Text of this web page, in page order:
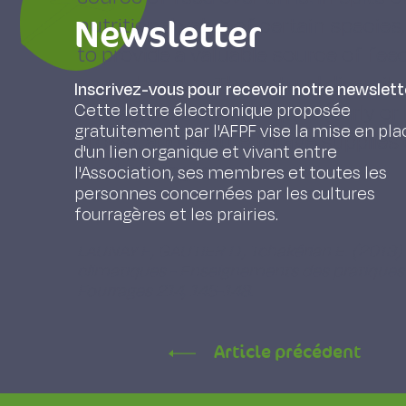
nutritional value of certain
to provide a valuable source of
enough grass. The natural
management techniques (early
crops), and secure forage
herd management.
LAUNAY F., GAUTIER D., Tchakérian E.
climatiques - Enseignements des
Article précédent
Newsletter
Inscrivez-vous pour recevoir notre
Cette lettre électronique proposée
gratuitement par l'AFPF vise la mise en
d'un lien organique et vivant entre
l'Association, ses membres et toutes les
personnes concernées par les cultures
fourragères et les prairies.